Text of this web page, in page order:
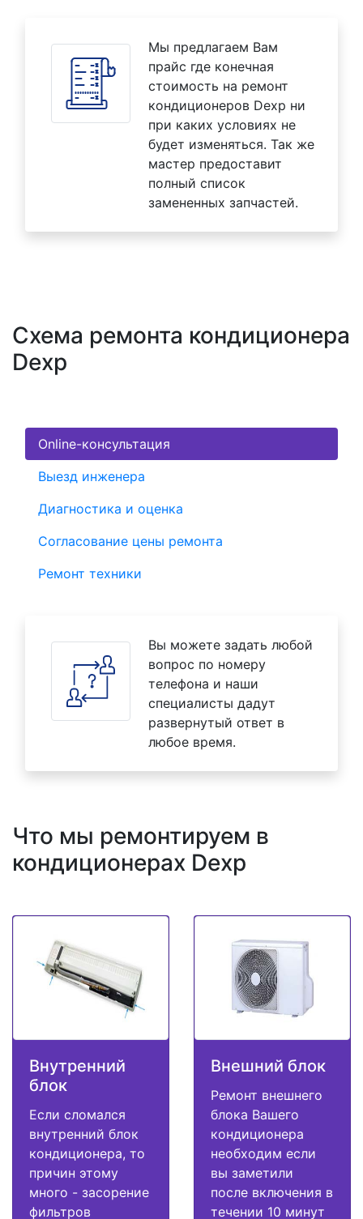
Мы предлагаем Вам
прайс где конечная
стоимость на ремонт
кондиционеров Dexp ни
при каких условиях не
будет изменяться. Так же
мастер предоставит
полный список
замененных запчастей.
Схема ремонта кондиционера
Dexp
Online-консультация
Выезд инженера
Диагностика и оценка
Согласование цены ремонта
Ремонт техники
Вы можете задать любой
вопрос по номеру
телефона и наши
специалисты дадут
развернутый ответ в
любое время.
Что мы ремонтируем в
кондиционерах Dexp
Внутренний
блок
Если сломался
внутренний блок
кондиционера, то
причин этому
много - засорение
фильтров
Внешний блок
Ремонт внешнего
блока Вашего
кондиционера
необходим если
вы заметили
после включения в
течении 10 минут